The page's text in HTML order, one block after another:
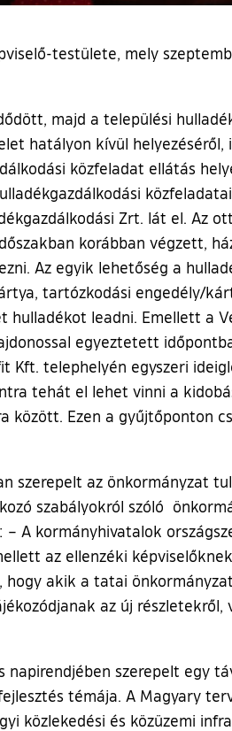
testülete, mely
majd a települési
hatályon kívül
közfeladat ellátás
Zrt. lát el. Az
korábban végzett,
Az egyik lehetőség a
tartózkodási engedély/
leadni. Emellett a
egyeztetett
Kft. telephelyén egyszeri
tehát el lehet vinni a
között. Ezen a gyűjtőponton
szerepelt az önkormányzat
szabályokról szóló
A kormányhivatalok
az ellenzéki
akik a tatai
az új
szerepelt egy
témája. A Magyary
közlekedési és közüzemi